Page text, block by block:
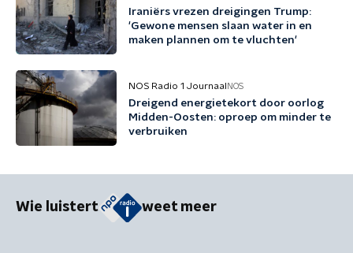
Iraniërs vrezen dreigingen Trump:
'Gewone mensen slaan water in en
maken plannen om te vluchten'
NOS Radio 1 Journaal NOS
Dreigend energietekort door oorlog
Midden-Oosten: oproep om minder te
verbruiken
Wie luistert weet meer